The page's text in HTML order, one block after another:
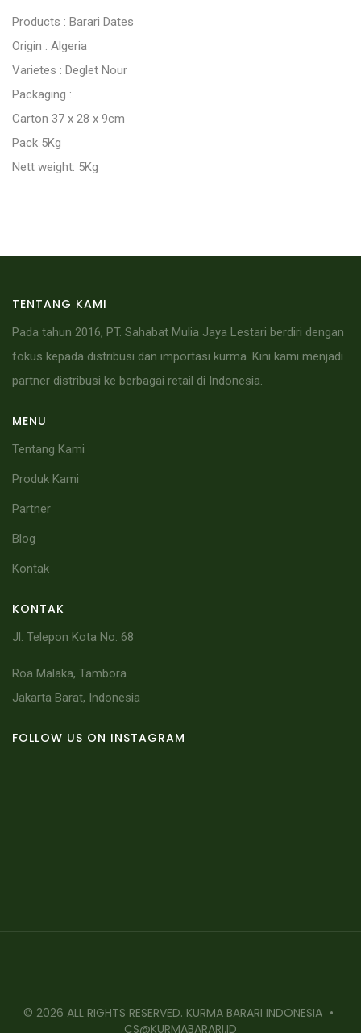
Products : Barari Dates
Origin : Algeria
Varietes : Deglet Nour
Packaging :
Carton 37 x 28 x 9cm
Pack 5Kg
Nett weight: 5Kg
TENTANG KAMI
Pada tahun 2016, PT. Sahabat Mulia Jaya Lestari berdiri dengan
fokus kepada distribusi dan importasi kurma. Kini kami menjadi
partner distribusi ke berbagai retail di Indonesia.
MENU
Tentang Kami
Produk Kami
Partner
Blog
Kontak
KONTAK
Jl. Telepon Kota No. 68
Roa Malaka, Tambora
Jakarta Barat, Indonesia
FOLLOW US ON INSTAGRAM
© 2026 ALL RIGHTS RESERVED. KURMA BARARI INDONESIA •
CS@KURMABARARI.ID